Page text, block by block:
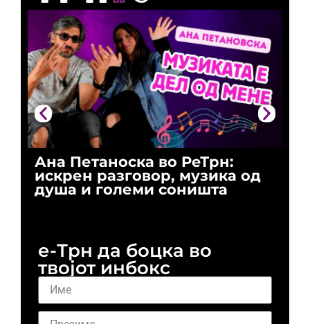
Ана Петаноска во РеТрн:
искрен разговор, музика од
душа и големи соништа
е-Трн да боцка во
твојот инбокс